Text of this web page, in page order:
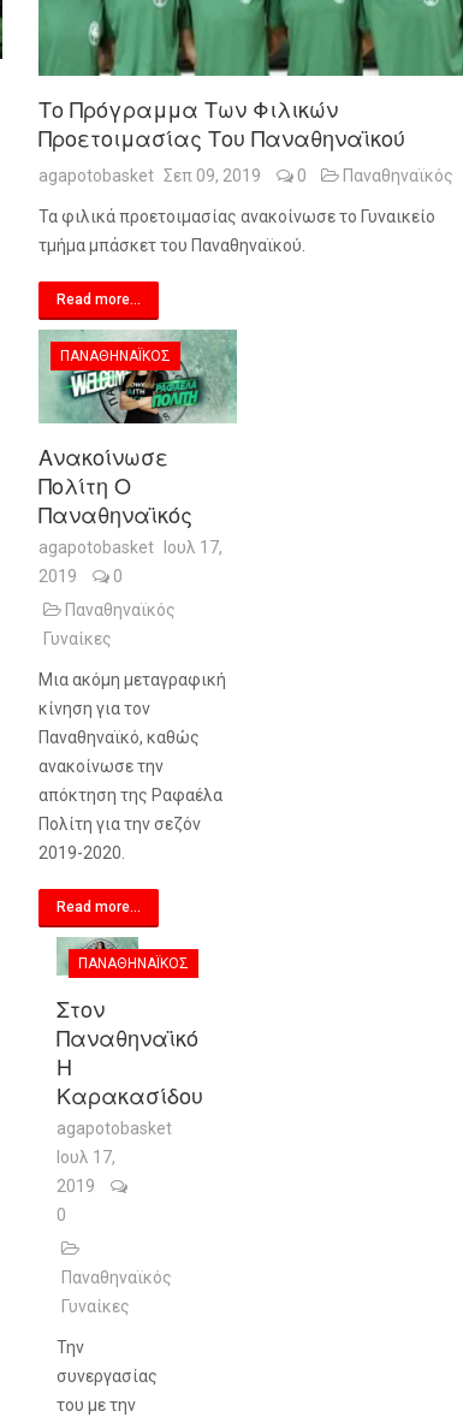
Το Πρόγραμμα Των Φιλικών
Προετοιμασίας Του Παναθηναϊκού
agapotobasket Σεπ 09, 2019 0 Παναθηναϊκός
Τα φιλικά προετοιμασίας ανακοίνωσε το Γυναικείο
τμήμα μπάσκετ του Παναθηναϊκού.
Read more...
ΠΑΝΑΘΗΝΑΪΚΌΣ
Ανακοίνωσε
Πολίτη Ο
Παναθηναϊκός
agapotobasket
Ιουλ 17,
2019
0
Παναθηναϊκός
Γυναίκες
Μια ακόμη μεταγραφική
κίνηση για τον
Παναθηναϊκό, καθώς
ανακοίνωσε την
απόκτηση της Ραφαέλα
Πολίτη για την σεζόν
2019-2020.
Read more...
ΠΑΝΑΘΗΝΑΪΚΌΣ
Στον
Παναθηναϊκό
Η
Καρακασίδου
agapotobasket
Ιουλ 17,
2019
0
Παναθηναϊκός
Γυναίκες
Την
συνεργασίας
του με την